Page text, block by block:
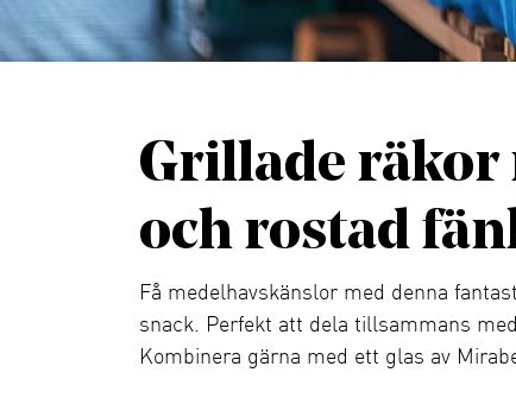
Grillade räkor
och rostad
Få medelhavskänslor med denna
snack. Perfekt att dela tillsammans
Kombinera gärna med ett glas av